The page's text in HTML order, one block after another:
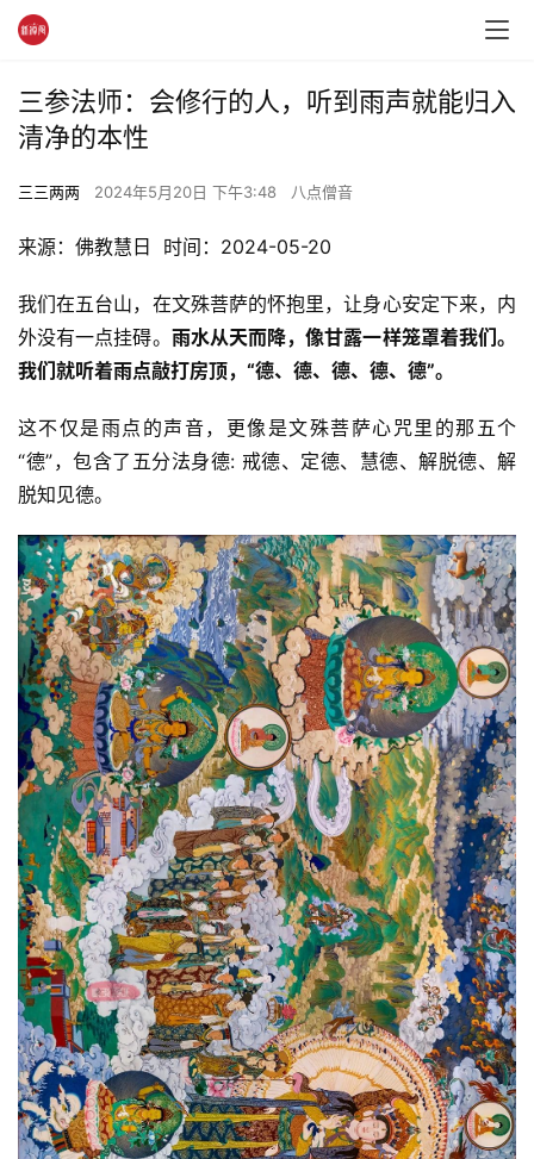
三参法师：会修行的人，听到雨声就能归入
清净的本性
三三两两 2024年5月20日 下午3:48 八点僧音
来源：佛教慧日  时间：2024-05-20
我们在五台山，在文殊菩萨的怀抱里，让身心安定下来，内
外没有一点挂碍。 雨水从天而降，像甘露一样笼罩着我们。
我们就听着雨点敲打房顶，“德、德、德、德、德”。
这不仅是雨点的声音，更像是文殊菩萨心咒里的那五个
“德”，包含了五分法身德: 戒德、定德、慧德、解脱德、解
脱知见德。